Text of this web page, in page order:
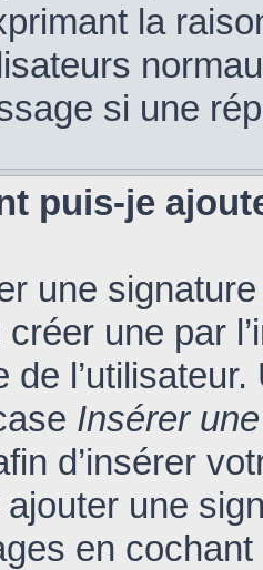
la
si une
puis-je
une
créer une par
de
Insérer
d’insérer
une
en